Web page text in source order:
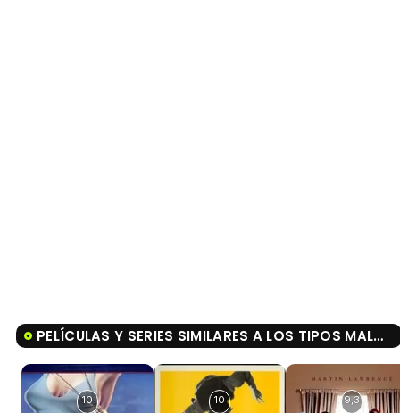
PELÍCULAS Y SERIES SIMILARES A LOS TIPOS MALOS 2
10 10 9,3